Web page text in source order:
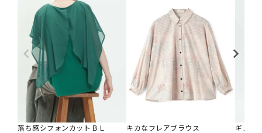
落ち感シフォンカットＢＬ
キカなフレアブラウス
ギュッ